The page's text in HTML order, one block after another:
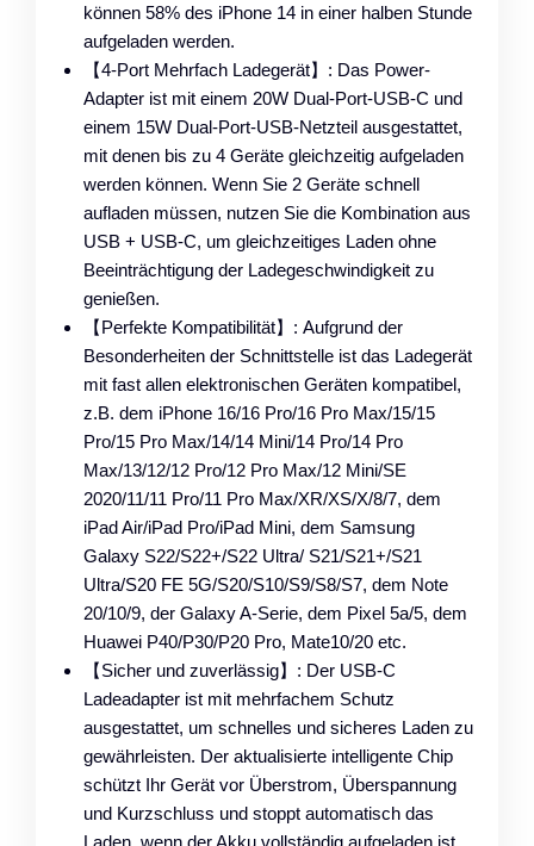
können 58% des iPhone 14 in einer halben Stunde
aufgeladen werden.
【4-Port Mehrfach Ladegerät】: Das Power-
Adapter ist mit einem 20W Dual-Port-USB-C und
einem 15W Dual-Port-USB-Netzteil ausgestattet,
mit denen bis zu 4 Geräte gleichzeitig aufgeladen
werden können. Wenn Sie 2 Geräte schnell
aufladen müssen, nutzen Sie die Kombination aus
USB + USB-C, um gleichzeitiges Laden ohne
Beeinträchtigung der Ladegeschwindigkeit zu
genießen.
【Perfekte Kompatibilität】: Aufgrund der
Besonderheiten der Schnittstelle ist das Ladegerät
mit fast allen elektronischen Geräten kompatibel,
z.B. dem iPhone 16/16 Pro/16 Pro Max/15/15
Pro/15 Pro Max/14/14 Mini/14 Pro/14 Pro
Max/13/12/12 Pro/12 Pro Max/12 Mini/SE
2020/11/11 Pro/11 Pro Max/XR/XS/X/8/7, dem
iPad Air/iPad Pro/iPad Mini, dem Samsung
Galaxy S22/S22+/S22 Ultra/ S21/S21+/S21
Ultra/S20 FE 5G/S20/S10/S9/S8/S7, dem Note
20/10/9, der Galaxy A-Serie, dem Pixel 5a/5, dem
Huawei P40/P30/P20 Pro, Mate10/20 etc.
【Sicher und zuverlässig】: Der USB-C
Ladeadapter ist mit mehrfachem Schutz
ausgestattet, um schnelles und sicheres Laden zu
gewährleisten. Der aktualisierte intelligente Chip
schützt Ihr Gerät vor Überstrom, Überspannung
und Kurzschluss und stoppt automatisch das
Laden, wenn der Akku vollständig aufgeladen ist.